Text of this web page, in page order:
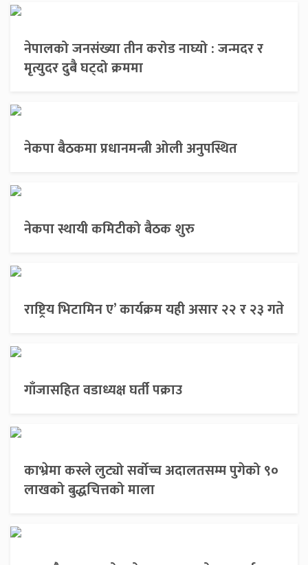
नेपालको जनसंख्या तीन करोड नाघ्यो : जन्मदर र
मृत्युदर दुबै घट्दो क्रममा
नेकपा बैठकमा प्रधानमन्त्री ओली अनुपस्थित
नेकपा स्थायी कमिटीको बैठक शुरु
राष्ट्रिय भिटामिन ए’ कार्यक्रम यही असार २२ र २३ गते
गाँजासहित वडाध्यक्ष घर्ती पक्राउ
काभ्रेमा कस्ले लुट्यो सर्वोच्च अदालतसम्म पुगेको ९०
लाखको बुद्धचित्तको माला